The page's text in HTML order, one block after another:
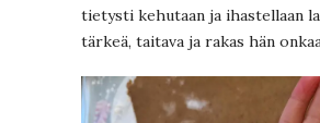
tietysti kehutaan ja ihastellaan
tärkeä, taitava ja rakas hän